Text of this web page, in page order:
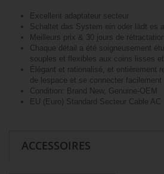
Excellent adaptateur secteur
Schaltet das System ein oder lädt es
Meilleurs prix & 30 jours de rétractation
Chaque détail a été soigneusement
souples et flexibles aux coins lisses
Élégant et rationalisé, et entièrement
de lespace et se connecter facilement
Condition: Brand New, Genuine-OEM
EU (Euro) Standard Secteur Cable AC
ACCESSOIRES